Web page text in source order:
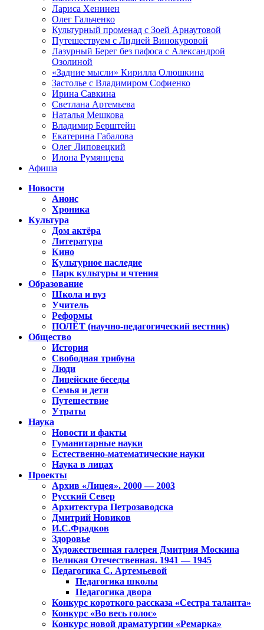
Лариса Хенинен
Олег Гальченко
Культурный променад с Зоей Арнаутовой
Путешествуем с Лидией Винокуровой
Лазурный Берег без пафоса с Александрой
Озолиной
«Задние мысли» Кирилла Олюшкина
Застолье с Владимиром Софиенко
Ирина Савкина
Светлана Артемьева
Наталья Мешкова
Владимир Берштейн
Екатерина Габалова
Олег Липовецкий
Илона Румянцева
Афиша
Новости
Анонс
Хроника
Культура
Дом актёра
Литература
Кино
Культурное наследие
Парк культуры и чтения
Образование
Школа и вуз
Учитель
Реформы
ПОЛЁТ (научно-педагогический вестник)
Общество
История
Свободная трибуна
Люди
Лицейские беседы
Семья и дети
Путешествие
Утраты
Наука
Новости и факты
Гуманитарные науки
Естественно-математические науки
Наука в лицах
Проекты
Архив «Лицея». 2000 — 2003
Русский Север
Архитектура Петрозаводска
Дмитрий Новиков
И.С.Фрадков
Здоровье
Художественная галерея Дмитрия Москина
Великая Отечественная. 1941 — 1945
Педагогика С. Артемьевой
Педагогика школы
Педагогика двора
Конкурс короткого рассказа «Сестра таланта»
Конкурс «Во весь голос»
Конкурс новой драматургии «Ремарка»